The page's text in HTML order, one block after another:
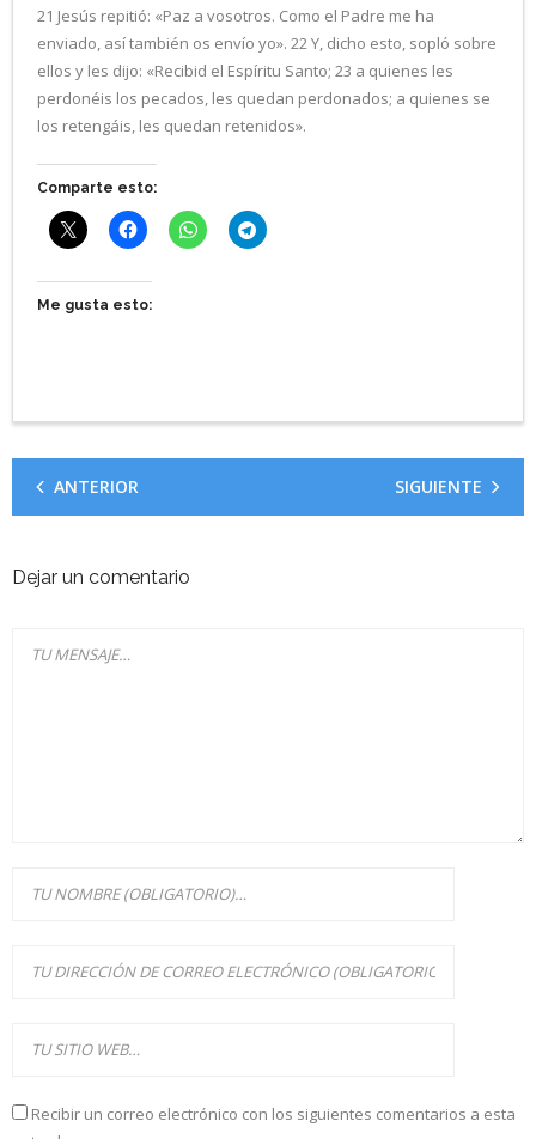
21 Jesús repitió: «Paz a vosotros. Como el Padre me ha
enviado, así también os envío yo». 22 Y, dicho esto, sopló sobre
ellos y les dijo: «Recibid el Espíritu Santo; 23 a quienes les
perdonéis los pecados, les quedan perdonados; a quienes se
los retengáis, les quedan retenidos».
Comparte esto:
Me gusta esto:
ANTERIOR SIGUIENTE
Dejar un comentario
Recibir un correo electrónico con los siguientes comentarios a esta